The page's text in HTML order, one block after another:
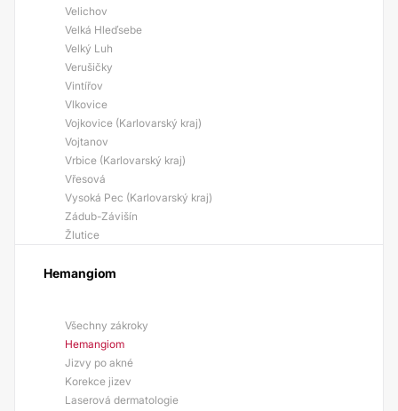
Velichov
Velká Hleďsebe
Velký Luh
Verušičky
Vintířov
Vlkovice
Vojkovice (Karlovarský kraj)
Vojtanov
Vrbice (Karlovarský kraj)
Vřesová
Vysoká Pec (Karlovarský kraj)
Zádub-Závišín
Žlutice
Hemangiom
Všechny zákroky
Hemangiom
Jizvy po akné
Korekce jizev
Laserová dermatologie